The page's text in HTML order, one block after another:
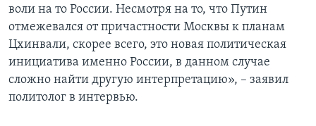
воли на то России. Несмотря на то, что Путин
отмежевался от причастности Москвы к планам
Цхинвали, скорее всего, это новая политическая
инициатива именно России, в данном случае
сложно найти другую интерпретацию», – заявил
политолог в интервью.